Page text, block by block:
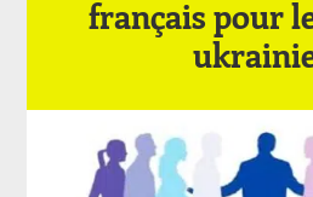
français pour